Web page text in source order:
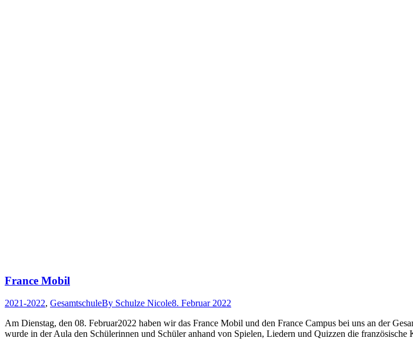
France Mobil
2021-2022, GesamtschuleBy Schulze Nicole8. Februar 2022
Am Dienstag, den 08. Februar2022 haben wir das France Mobil und den France Campus bei uns an der
wurde in der Aula den Schülerinnen und Schüler anhand von Spielen, Liedern und Quizzen die